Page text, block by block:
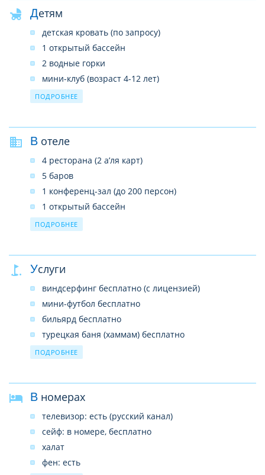
Детям
детская кровать (по запросу)
1 открытый бассейн
2 водные горки
мини-клуб (возраст 4-12 лет)
услуги няни (по запросу, платно)
в ресторане – детское кресло
детская площадка
развлекательные программы
ПОДРОБНЕЕ
В отеле
4 ресторана (2 а’ля карт)
5 баров
1 конференц-зал (до 200 персон)
1 открытый бассейн
4 водные горки
салон красоты
SPA–центр
услуги врача
почтовые услуги
бизнес-центр
прачечная
беспроводной интернет в лобби (бесплатно)
ПОДРОБНЕЕ
Услуги
виндсерфинг бесплатно (с лицензией)
мини-футбол бесплатно
бильярд бесплатно
турецкая баня (хаммам) бесплатно
дартс бесплатно
напитки на дискотеке бесплатно
теннисный корт бесплатно (3 корта с тартановым
аэробика бесплатно
баскетбол бесплатно
живая музыка бесплатно (в определенные дни)
ПОДРОБНЕЕ
В номерах
телевизор: есть (русский канал)
сейф: в номере, бесплатно
халат
фен: есть